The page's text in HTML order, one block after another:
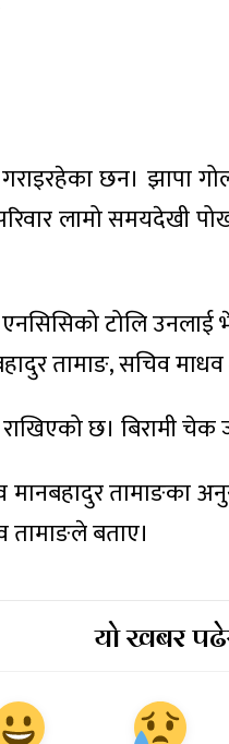
छन। झापा
लामो समयदेखी
टोलि
तामाङ, सचिव
छ। बिरामी
तामाङका
तामाङले बताए।
यो खबर